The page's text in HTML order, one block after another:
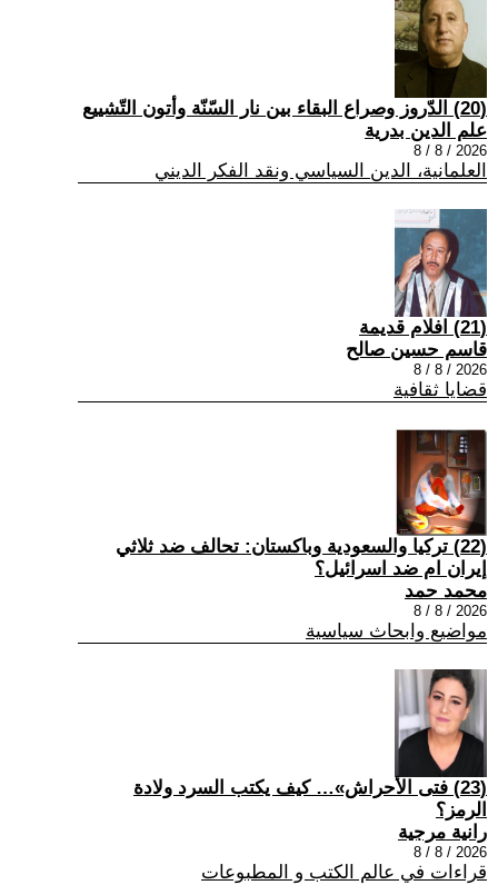
(20) الدّروز وصراع البقاء بين نار السّنّة وأتون التّشييع
علم الدين بدرية
2026 / 8 / 8
العلمانية، الدين السياسي ونقد الفكر الديني
(21) افلام قديمة
قاسم حسين صالح
2026 / 8 / 8
قضايا ثقافية
(22) تركيا والسعودية وباكستان: تحالف ضد ثلاثي
إيران ام ضد اسرائيل؟
محمد حمد
2026 / 8 / 8
مواضيع وابحاث سياسية
(23) فتى الأحراش»… كيف يكتب السرد ولادة
الرمز؟
رانية مرجية
2026 / 8 / 8
قراءات في عالم الكتب و المطبوعات